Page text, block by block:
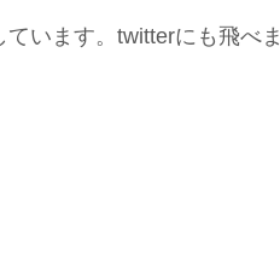
ています。twitterにも飛べま